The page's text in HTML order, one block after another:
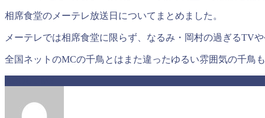
相席食堂のメーテレ放送日についてまとめました。
メーテレでは相席食堂に限らず、なるみ・岡村の過ぎるTV
全国ネットのMCの千鳥とはまた違ったゆるい雰囲気の千鳥